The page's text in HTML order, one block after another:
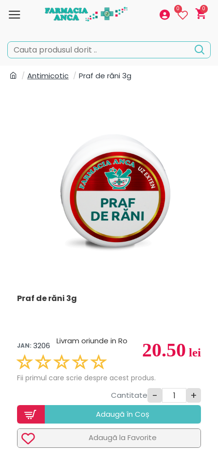
0 0
Antimicotic Praf de răni 3g
Praf de răni 3g
20.50 lei
JAN: 3206 Livram oriunde in Ro
Fii primul care scrie despre acest produs.
Cantitate - +
Adaugã în Coș
Adaugã la Favorite